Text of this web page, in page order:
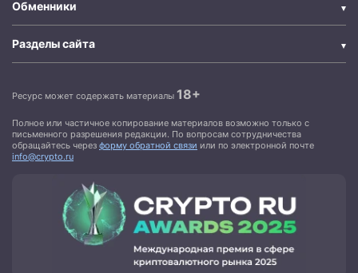
Обменники
Разделы сайта
Ресурс может содержать материалы 18+
Полное или частичное копирование материалов возможно только с
письменного разрешения редакции. По вопросам сотрудничества
обращайтесь через форму обратной связи или по электронной почте
info@crypto.ru